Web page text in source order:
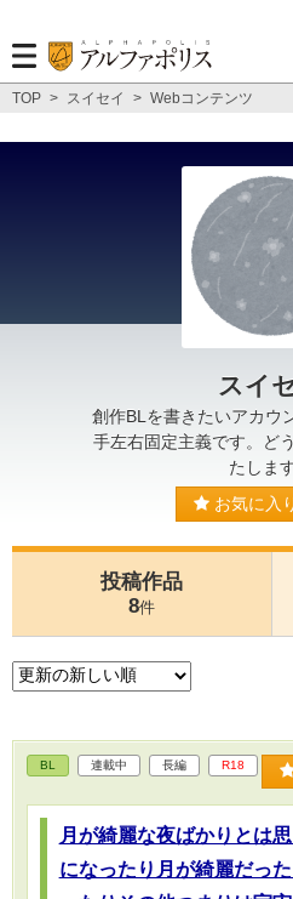
TOP > スイセイ > Webコンテンツ
スイ
創作BLを書きたいアカウ
手左右固定主義です。ど
たしま
お気に入
投稿作品
8件
BL 連載中 長編 R18
月が綺麗な夜ばかりとは
になったり月が綺麗だっ